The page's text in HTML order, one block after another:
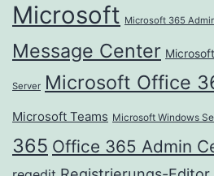
Microsoft Microsoft 365
Message Center
Server Microsoft Office
Microsoft Teams Microsoft Windows
365 Office 365 Admin